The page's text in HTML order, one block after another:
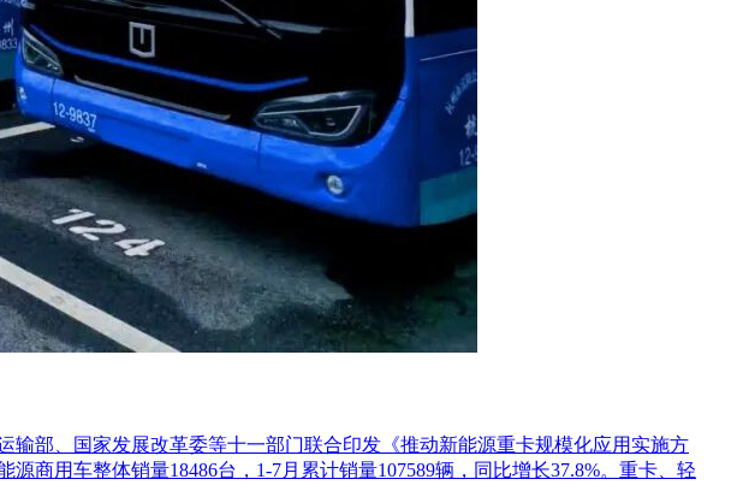
部、国家发展改革委等十一部门联合印发《推动新能源重卡规模化应用实施方
商用车整体销量18486台，1-7月累计销量107589辆，同比增长37.8%。重卡、轻